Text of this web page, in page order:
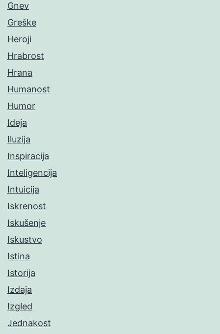
Gnev
Greške
Heroji
Hrabrost
Hrana
Humanost
Humor
Ideja
Iluzija
Inspiracija
Inteligencija
Intuicija
Iskrenost
Iskušenje
Iskustvo
Istina
Istorija
Izdaja
Izgled
Jednakost